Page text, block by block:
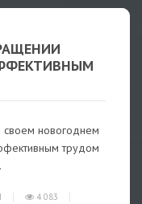
своем новогоднем
трудом
4 083